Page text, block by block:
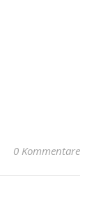
0 Kommentare